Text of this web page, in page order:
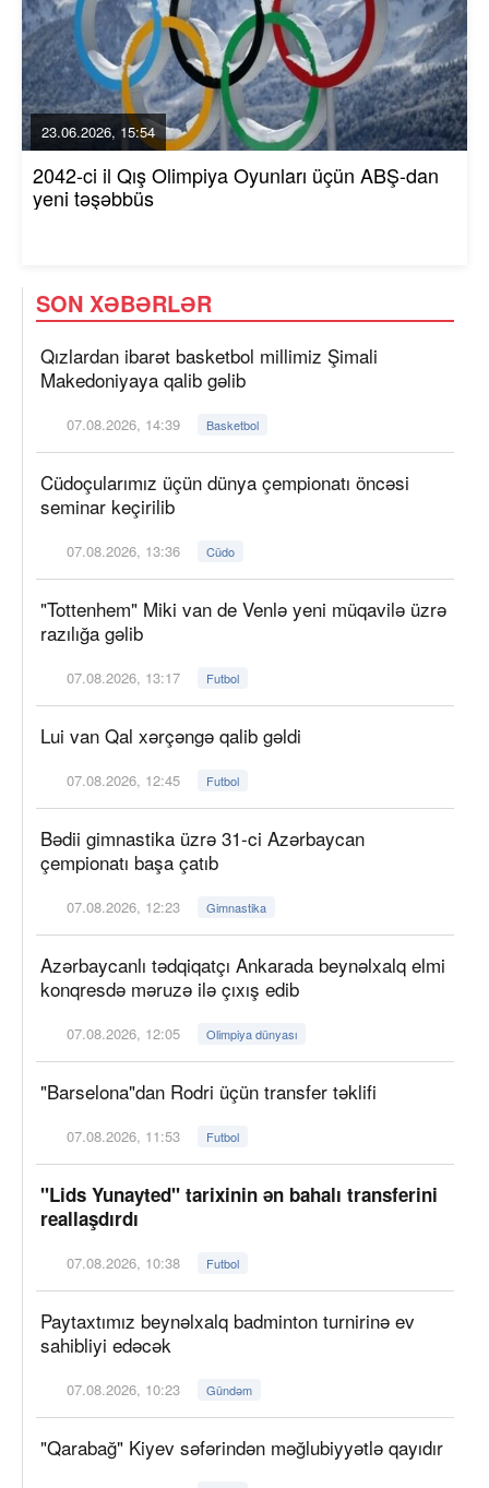
23.06.2026, 15:54
2042-ci il Qış Olimpiya Oyunları üçün ABŞ-dan
yeni təşəbbüs
SON XƏBƏRLƏR
Qızlardan ibarət basketbol millimiz Şimali
Makedoniyaya qalib gəlib
07.08.2026, 14:39 Basketbol
Cüdoçularımız üçün dünya çempionatı öncəsi
seminar keçirilib
07.08.2026, 13:36 Cüdo
"Tottenhem" Miki van de Venlə yeni müqavilə üzrə
razılığa gəlib
07.08.2026, 13:17 Futbol
Lui van Qal xərçəngə qalib gəldi
07.08.2026, 12:45 Futbol
Bədii gimnastika üzrə 31-ci Azərbaycan
çempionatı başa çatıb
07.08.2026, 12:23 Gimnastika
Azərbaycanlı tədqiqatçı Ankarada beynəlxalq elmi
konqresdə məruzə ilə çıxış edib
07.08.2026, 12:05 Olimpiya dünyası
"Barselona"dan Rodri üçün transfer təklifi
07.08.2026, 11:53 Futbol
"Lids Yunayted" tarixinin ən bahalı transferini
reallaşdırdı
07.08.2026, 10:38 Futbol
Paytaxtımız beynəlxalq badminton turnirinə ev
sahibliyi edəcək
07.08.2026, 10:23 Gündəm
"Qarabağ" Kiyev səfərindən məğlubiyyətlə qayıdır